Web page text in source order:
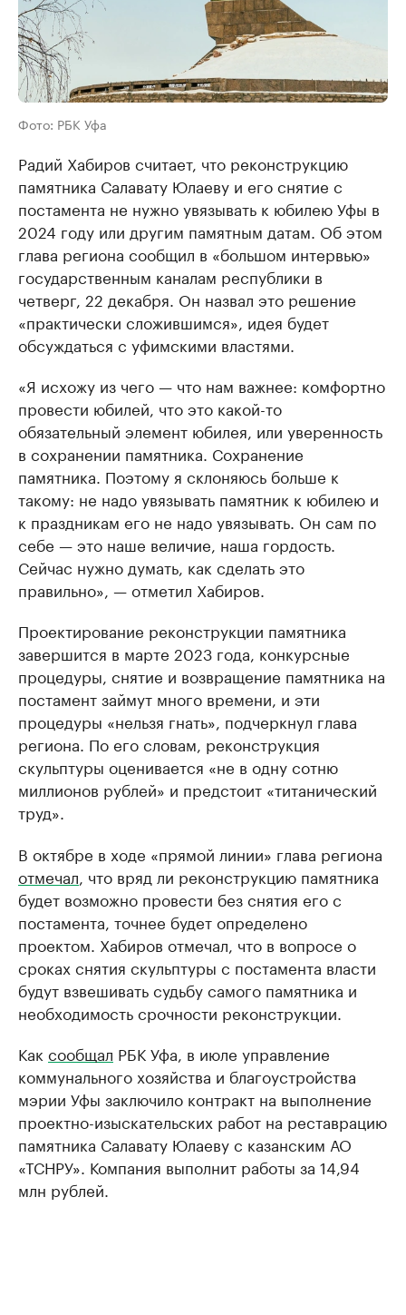
Фото: РБК Уфа
Радий Хабиров считает, что реконструкцию
памятника Салавату Юлаеву и его снятие с
постамента не нужно увязывать к юбилею Уфы в
2024 году или другим памятным датам. Об этом
глава региона сообщил в «большом интервью»
государственным каналам республики в
четверг, 22 декабря. Он назвал это решение
«практически сложившимся», идея будет
обсуждаться с уфимскими властями.
«Я исхожу из чего — что нам важнее: комфортно
провести юбилей, что это какой-то
обязательный элемент юбилея, или уверенность
в сохранении памятника. Сохранение
памятника. Поэтому я склоняюсь больше к
такому: не надо увязывать памятник к юбилею и
к праздникам его не надо увязывать. Он сам по
себе — это наше величие, наша гордость.
Сейчас нужно думать, как сделать это
правильно», — отметил Хабиров.
Проектирование реконструкции памятника
завершится в марте 2023 года, конкурсные
процедуры, снятие и возвращение памятника на
постамент займут много времени, и эти
процедуры «нельзя гнать», подчеркнул глава
региона. По его словам, реконструкция
скульптуры оценивается «не в одну сотню
миллионов рублей» и предстоит «титанический
труд».
В октябре в ходе «прямой линии» глава региона
отмечал, что вряд ли реконструкцию памятника
будет возможно провести без снятия его с
постамента, точнее будет определено
проектом. Хабиров отмечал, что в вопросе о
сроках снятия скульптуры с постамента власти
будут взвешивать судьбу самого памятника и
необходимость срочности реконструкции.
Как сообщал РБК Уфа, в июле управление
коммунального хозяйства и благоустройства
мэрии Уфы заключило контракт на выполнение
проектно-изыскательских работ на реставрацию
памятника Салавату Юлаеву с казанским АО
«ТСНРУ». Компания выполнит работы за 14,94
млн рублей.